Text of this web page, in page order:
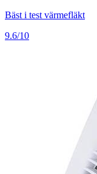
Bäst i test värmefläkt
9.6/10